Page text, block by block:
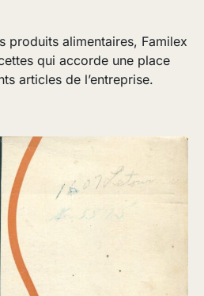
produits alimentaires, Familex
qui accorde une place
articles de l’entreprise.